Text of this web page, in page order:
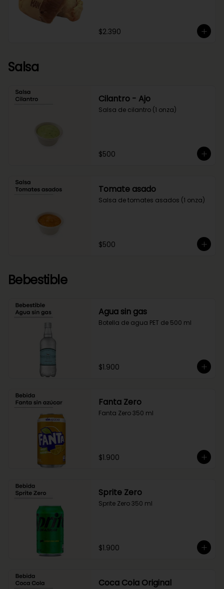
$2.390
Salsa
Cilantro - Ajo
Salsa de cilantro (1 onza)
$500
Tomate asado
Salsa de tomates asados (1 onza)
$500
Bebestible
Agua sin gas
Botella de agua PET de 500 ml
$1.900
Fanta Zero
Fanta Zero 350 ml
$1.900
Sprite Zero
Sprite Zero 350 ml
$1.900
Coca Cola Original